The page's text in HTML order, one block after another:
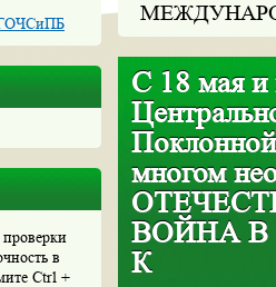
ГОЧСиПБ
проверки
в
Ctrl +
С 18 мая и
многом
ВОЙНА
К